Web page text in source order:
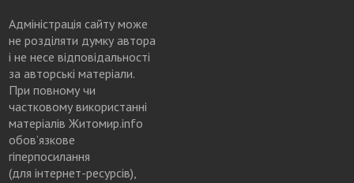
Адміністрація сайту може
не розділяти думку автора
і не несе відповідальності
за авторські матеріали.
При повному чи
частковому використанні
матеріалів Житомир.info
обов’язкове
гіперпосилання
(для інтернет-ресурсів),